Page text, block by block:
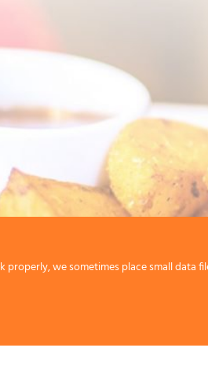
properly, we sometimes place small data